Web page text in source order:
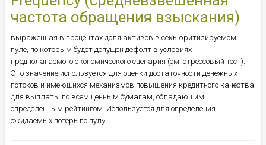
частота обращения взыскания)
выраженная в процентах доля активов в секьюритизируемом
пуле, по которым будет допущен дефолт в условиях
предполагаемого экономического сценария (см. стрессовый тест).
Это значение используется для оценки достаточности денежных
потоков и имеющихся механизмов повышения кредитного качества
для выплаты по всем ценным бумагам, обладающим
определенным рейтингом. Используется для определения
ожидаемых потерь по пулу.